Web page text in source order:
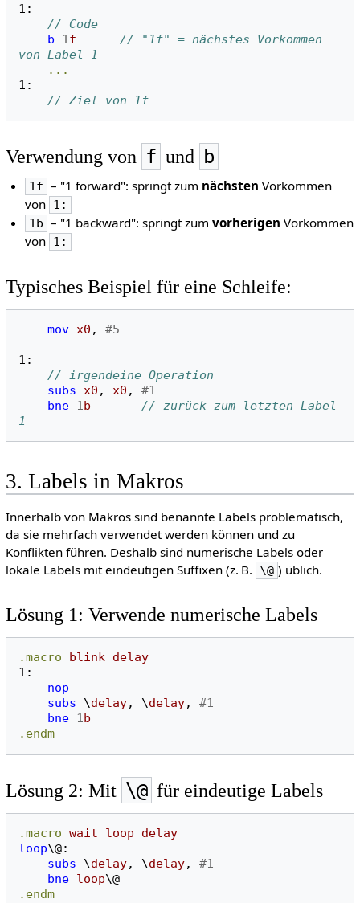
1:
// Code
b
1 f
// "1f" = nächstes Vorkommen
von Label 1
...
1:
// Ziel von 1f
Verwendung von f und b
1f – "1 forward": springt zum nächsten Vorkommen
von 1:
1b – "1 backward": springt zumvorherigen Vorkommen
von 1:
Typisches Beispiel für eine Schleife:
mov x0 , #5
1:
// irgendeine Operation
subs x0 , x0 ,
#1
bne 1b
// zurück zum letzten Label
1
3. Labels in Makros
Innerhalb von Makros sind benannte Labels problematisch,
da sie mehrfach verwendet werden können und zu
Konflikten führen. Deshalb sind numerische Labels oder
lokale Labels mit eindeutigen Suffixen (z. B.
\@ ) üblich.
Lösung 1: Verwende numerische Labels
.macro blink delay
1:
nop
subs
\delay, \delay,
#1
bne 1b
.endm
Lösung 2: Mit \@ für eindeutige Labels
.macro wait_loop
delay
loop\@:
subs
\delay, \delay,
#1
bne loop\@
.endm